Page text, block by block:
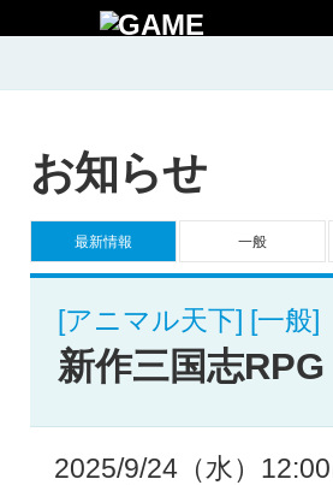
お知らせ
最新情報 一般
[アニマル天下] [一般]
新作三国志
2025/9/24（水）12:00